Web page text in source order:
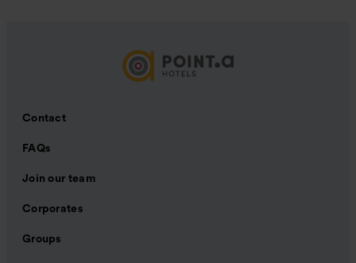
Contact
FAQs
Join our team
Corporates
Groups